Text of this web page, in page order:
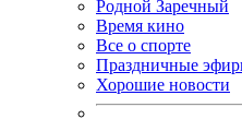
Родной Заречный
Время кино
Все о спорте
Праздничные
Хорошие новости